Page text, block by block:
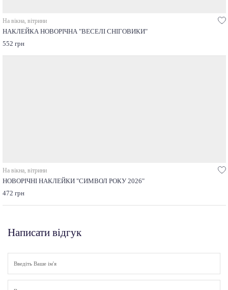
На вікна, вітрини
НАКЛЕЙКА НОВОРІЧНА "ВЕСЕЛІ СНІГОВИКИ"
552 грн
На вікна, вітрини
НОВОРІЧНІ НАКЛЕЙКИ "СИМВОЛ РОКУ 2026"
472 грн
Написати відгук